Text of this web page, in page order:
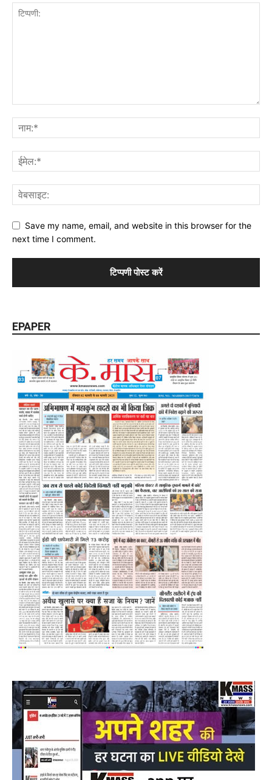
Save my name, email, and website in this browser for the
next time I comment.
EPAPER